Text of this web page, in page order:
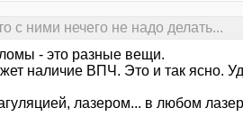
с ними нечего не надо делать...
- это разные вещи.
наличие ВПЧ. Это и так ясно.
лазером... в любом